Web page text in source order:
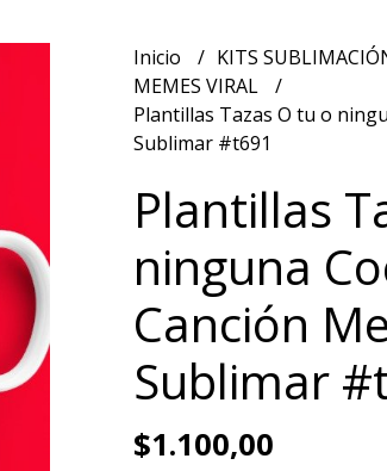
Inicio KITS
MEMES VIRAL
Plantillas Tazas O tu o
Sublimar #t691
Plantillas
ninguna
Canción
Sublimar
$1.100,00